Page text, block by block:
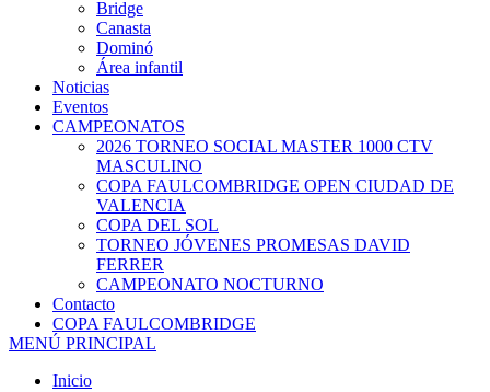
Bridge
Canasta
Dominó
Área infantil
Noticias
Eventos
CAMPEONATOS
2026 TORNEO SOCIAL MASTER 1000 CTV
MASCULINO
COPA FAULCOMBRIDGE OPEN CIUDAD DE
VALENCIA
COPA DEL SOL
TORNEO JÓVENES PROMESAS DAVID
FERRER
CAMPEONATO NOCTURNO
Contacto
COPA FAULCOMBRIDGE
MENÚ PRINCIPAL
Inicio